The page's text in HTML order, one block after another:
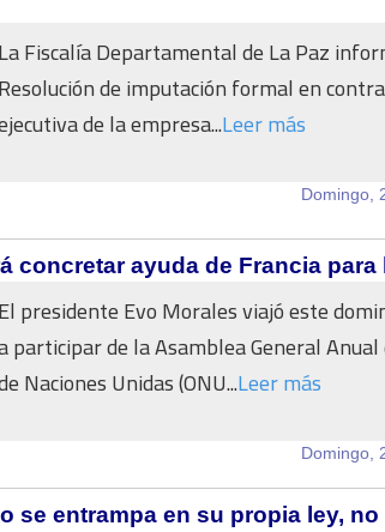
La Fiscalía Departamental de La Paz
Resolución de imputación formal en
de la empresa...Leer más
Domingo,
concretar ayuda de Francia
El presidente Evo Morales viajó este
participar de la Asamblea General
Naciones Unidas (ONU...Leer más
Domingo,
se entrampa en su propia ley,